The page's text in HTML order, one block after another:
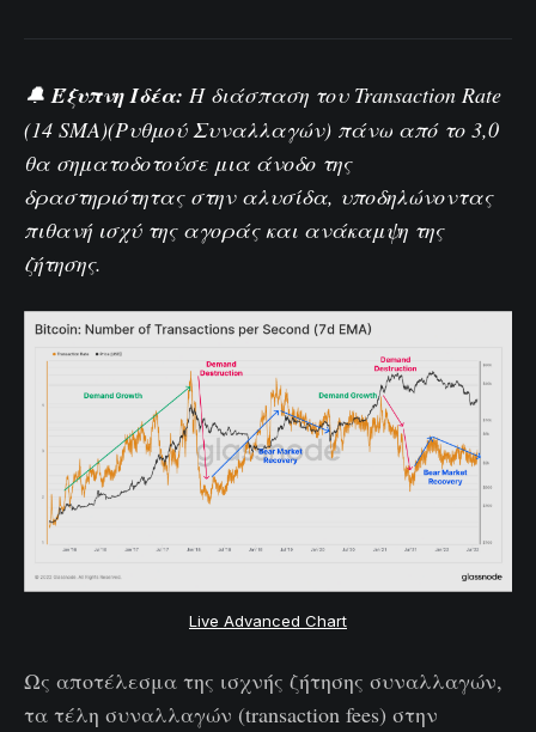
🔔 Έξυπνη Ιδέα: Η διάσπαση του Transaction Rate
(14 SMA)(Ρυθμού Συναλλαγών) πάνω από το 3,0
θα σηματοδοτούσε μια άνοδο της
δραστηριότητας στην αλυσίδα, υποδηλώνοντας
πιθανή ισχύ της αγοράς και ανάκαμψη της
ζήτησης.
Live Advanced Chart
Ως αποτέλεσμα της ισχνής ζήτησης συναλλαγών,
τα τέλη συναλλαγών (transaction fees) στην